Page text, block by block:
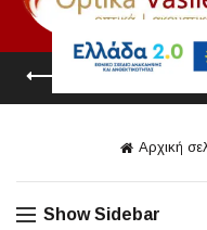
Αρχική
Show Sidebar